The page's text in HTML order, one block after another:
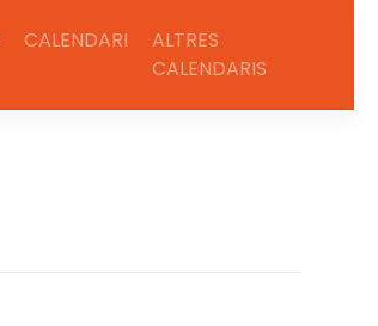
CALENDARI
ALTRES
CALENDARIS